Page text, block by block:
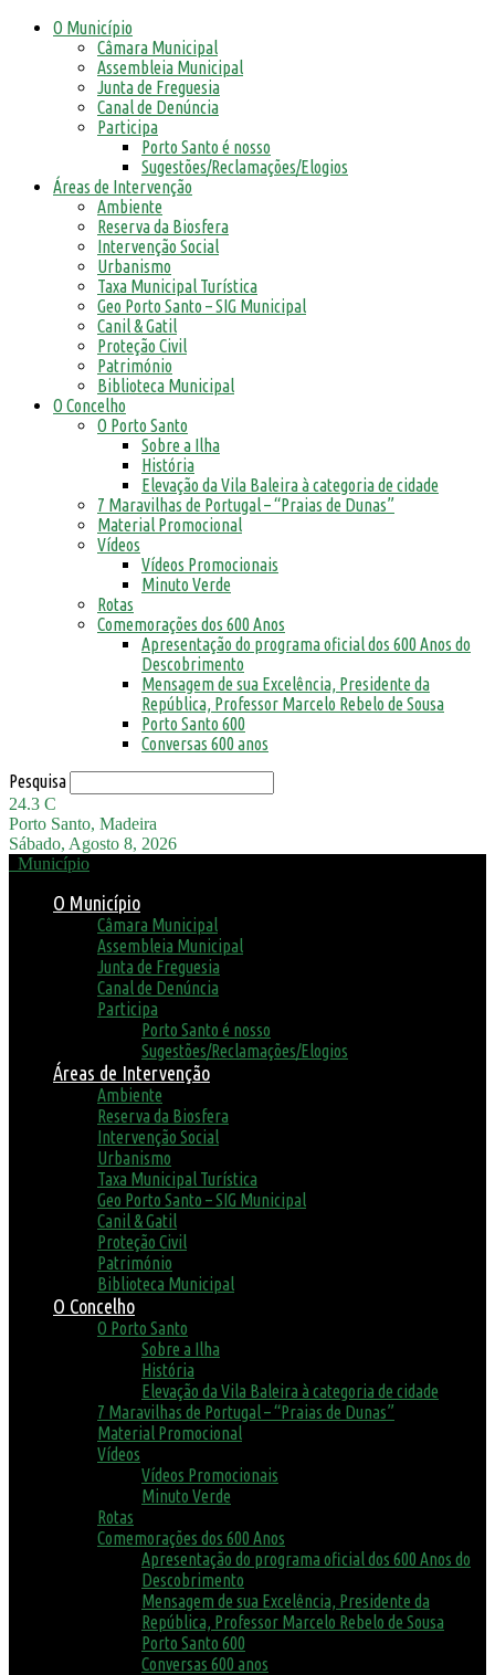
O Município
Câmara Municipal
Assembleia Municipal
Junta de Freguesia
Canal de Denúncia
Participa
Porto Santo é nosso
Sugestões/Reclamações/Elogios
Áreas de Intervenção
Ambiente
Reserva da Biosfera
Intervenção Social
Urbanismo
Taxa Municipal Turística
Geo Porto Santo – SIG Municipal
Canil & Gatil
Proteção Civil
Património
Biblioteca Municipal
O Concelho
O Porto Santo
Sobre a Ilha
História
Elevação da Vila Baleira à categoria de cidade
7 Maravilhas de Portugal – “Praias de Dunas”
Material Promocional
Vídeos
Vídeos Promocionais
Minuto Verde
Rotas
Comemorações dos 600 Anos
Apresentação do programa oficial dos 600 Anos do
Descobrimento
Mensagem de sua Excelência, Presidente da
República, Professor Marcelo Rebelo de Sousa
Porto Santo 600
Conversas 600 anos
Pesquisa
24.3 C
Porto Santo, Madeira
Sábado, Agosto 8, 2026
Município
O Município
Câmara Municipal
Assembleia Municipal
Junta de Freguesia
Canal de Denúncia
Participa
Porto Santo é nosso
Sugestões/Reclamações/Elogios
Áreas de Intervenção
Ambiente
Reserva da Biosfera
Intervenção Social
Urbanismo
Taxa Municipal Turística
Geo Porto Santo – SIG Municipal
Canil & Gatil
Proteção Civil
Património
Biblioteca Municipal
O Concelho
O Porto Santo
Sobre a Ilha
História
Elevação da Vila Baleira à categoria de cidade
7 Maravilhas de Portugal – “Praias de Dunas”
Material Promocional
Vídeos
Vídeos Promocionais
Minuto Verde
Rotas
Comemorações dos 600 Anos
Apresentação do programa oficial dos 600 Anos do
Descobrimento
Mensagem de sua Excelência, Presidente da
República, Professor Marcelo Rebelo de Sousa
Porto Santo 600
Conversas 600 anos